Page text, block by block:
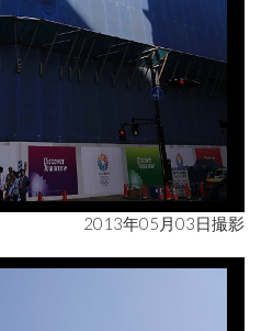
2013年05月03日撮影